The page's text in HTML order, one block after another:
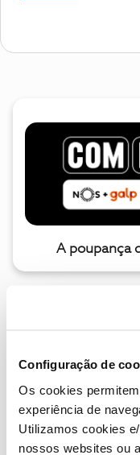
Configuração de
Os cookies
experiência de
Utilizamos cookies
nossos websites ou
A poupança
Descubra as